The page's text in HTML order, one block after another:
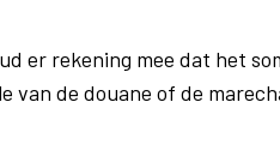
er rekening mee dat het
van de douane of de